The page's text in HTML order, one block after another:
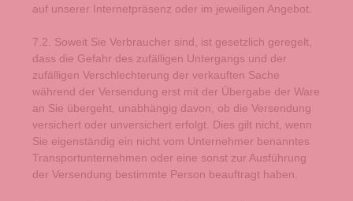
auf unserer Internetpräsenz oder im jeweiligen Angebot.
7.2. Soweit Sie Verbraucher sind, ist gesetzlich geregelt,
dass die Gefahr des zufälligen Untergangs und der
zufälligen Verschlechterung der verkauften Sache
während der Versendung erst mit der Übergabe der Ware
an Sie übergeht, unabhängig davon, ob die Versendung
versichert oder unversichert erfolgt. Dies gilt nicht, wenn
Sie eigenständig ein nicht vom Unternehmer benanntes
Transportunternehmen oder eine sonst zur Ausführung
der Versendung bestimmte Person beauftragt haben.